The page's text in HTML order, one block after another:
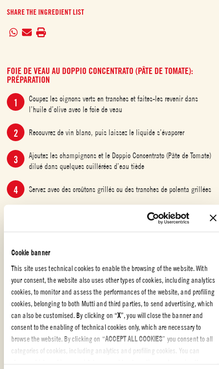
Cookie banner
This site uses technical cookies to enable the browsing of the website. With
your consent, the website also uses other types of cookies, including analytics
cookies, to monitor and assess the performances of the website, and profiling
cookies, belonging to both Mutti and third parties, to send advertising, which
can also be customised. By clicking on “X”, you will close the banner and
consent to the enabling of technical cookies only, which are necessary to
browse the website. By clicking on “ACCEPT ALL COOKIES” you consent to all
categories of cookies, including analytics and profiling cookies. You can
SHARE THE INGREDIENT LIST
FOIE DE VEAU AU DOPPIO CONCENTRATO (PÂTE DE TOMATE):
PRÉPARATION
Coupez les oignons verts en tranches et faites-les revenir dans
l’huile d’olive avec le foie de veau
Recouvrez de vin blanc, puis laissez le liquide s’évaporer
Ajoutez les champignons et le Doppio Concentrato (Pâte de Tomate)
dilué dans quelques cuillérées d’eau tiède
Servez avec des croûtons grillés ou des tranches de polenta grillées
Avez-vous aimé la recette?
REVIEW AND SHARE WITH YOUR FRIENDS